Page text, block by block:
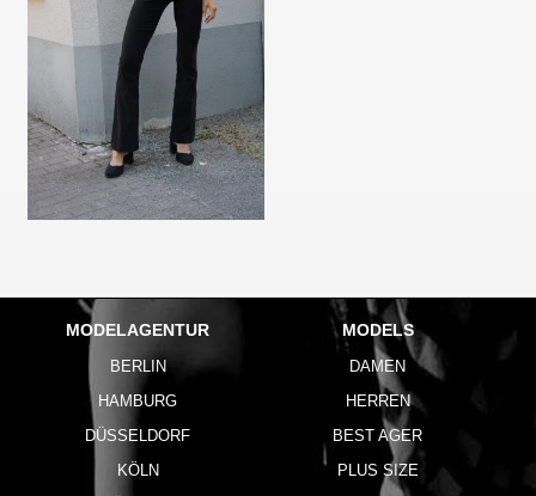
MODELAGENTUR
BERLIN
HAMBURG
DÜSSELDORF
KÖLN
MODELS
DAMEN
HERREN
BEST AGER
PLUS SIZE